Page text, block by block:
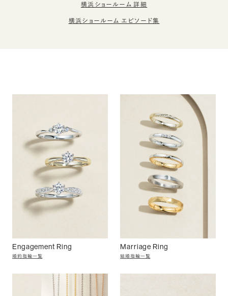
横浜ショールーム 詳細
横浜ショールーム エピソード集
Engagement Ring
婚約指輪一覧
Marriage Ring
結婚指輪一覧